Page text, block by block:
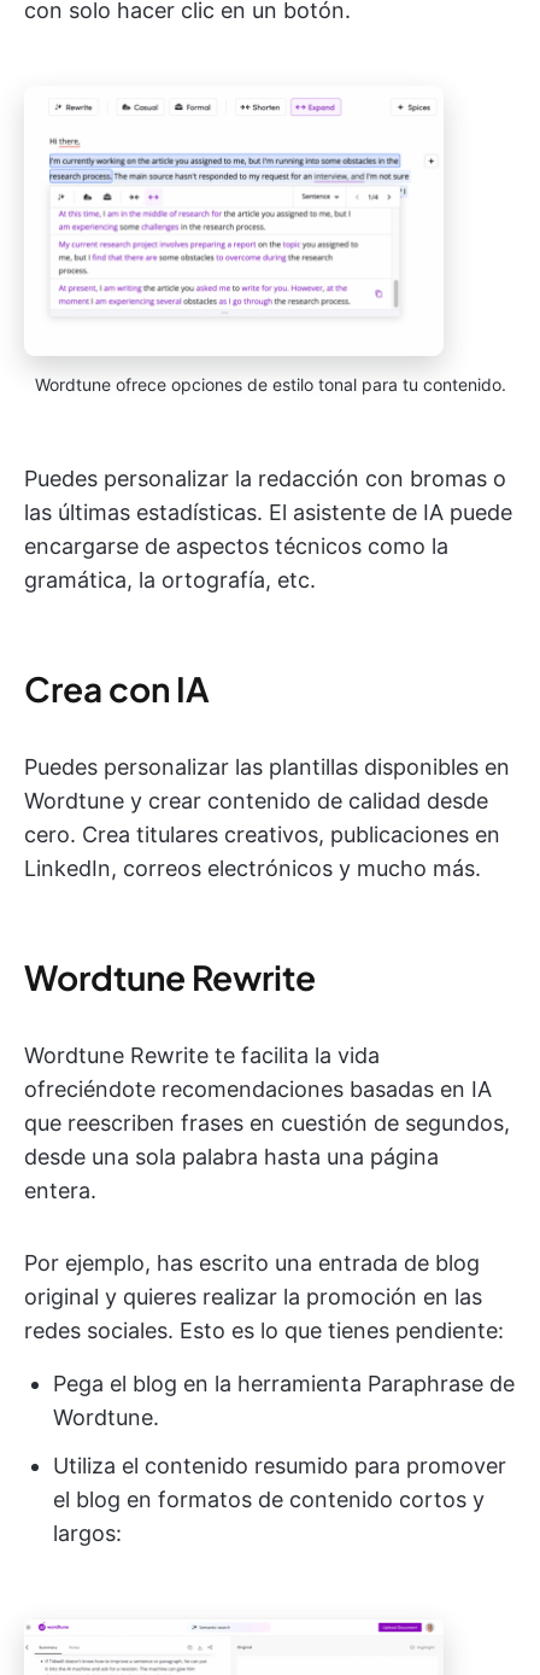
con solo hacer clic en un botón.
Wordtune ofrece opciones de estilo tonal para tu contenido.
Puedes personalizar la redacción con bromas o
las últimas estadísticas. El asistente de IA puede
encargarse de aspectos técnicos como la
gramática, la ortografía, etc.
Crea con IA
Puedes personalizar las plantillas disponibles en
Wordtune y crear contenido de calidad desde
cero. Crea titulares creativos, publicaciones en
LinkedIn, correos electrónicos y mucho más.
Wordtune Rewrite
Wordtune Rewrite te facilita la vida
ofreciéndote recomendaciones basadas en IA
que reescriben frases en cuestión de segundos,
desde una sola palabra hasta una página
entera.
Por ejemplo, has escrito una entrada de blog
original y quieres realizar la promoción en las
redes sociales. Esto es lo que tienes pendiente:
Pega el blog en la herramienta Paraphrase de
Wordtune.
Utiliza el contenido resumido para promover
el blog en formatos de contenido cortos y
largos: